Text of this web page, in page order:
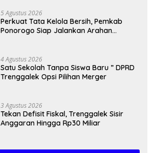
5 Agustus 2026
Perkuat Tata Kelola Bersih, Pemkab
Ponorogo Siap Jalankan Arahan
4 Agustus 2026
Satu Sekolah Tanpa Siswa Baru ” DPRD
Trenggalek Opsi Pilihan Merger
3 Agustus 2026
Tekan Defisit Fiskal, Trenggalek Sisir
Anggaran Hingga Rp30 Miliar